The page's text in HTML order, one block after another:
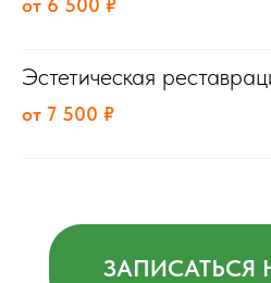
от 6 500 ₽
Эстетическая
от 7 500 ₽
ЗАПИСАТЬСЯ